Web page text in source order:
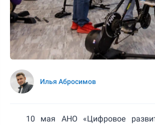
Илья Абросимов
10 мая АНО «Цифровое